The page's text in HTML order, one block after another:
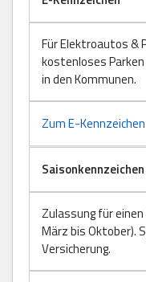
Für Elektroautos &
kostenloses
in den Kommunen.
Zum E-Kennzeichen
Saisonkennzeichen
Zulassung für
März bis Oktober).
Versicherung.